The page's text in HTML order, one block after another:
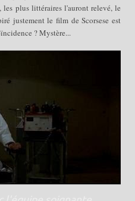
plus littéraires l'auront relevé, le
justement le film de Scorsese est
? Mystère...